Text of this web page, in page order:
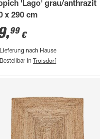
'Lago' grau/anthrazit
x 290 cm
,99 €
Lieferung nach Hause
Bestellbar in Troisdorf